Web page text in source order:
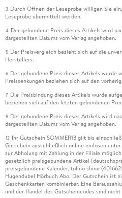
3 Durch Öffnen der Leseprobe willigen Sie
Leseprobe übermittelt werden.
4 Der gebundene Preis dieses Artikels wird
dargestellten Datums vom Verlag angehoben.
5 Der Preisvergleich bezieht sich auf die
Herstellers.
6 Der gebundene Preis dieses Artikels wurde
Preissenkungen beziehen sich auf den
7 Die Preisbindung dieses Artikels wurde
beziehen sich auf den letzten gebundenen
8 Der gebundene Preis dieses Artikels wird
dargestellten Datums vom Verlag angehoben.
12 Ihr Gutschein SOMMER13 gilt bis
Gutschein ausschließlich online einlösen
zur Abholung mit Zahlung in der Filiale
gesetzlich preisgebundene Artikel
preisgebundene Kalender, tolino shine
Hugendubel Hörbuch Abo. Der Gutschein ist
Geschenkkarten kombinierbar. Eine
und der Handel des Gutscheincodes sind